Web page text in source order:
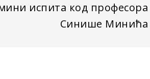
испита код професора
Синише Минића